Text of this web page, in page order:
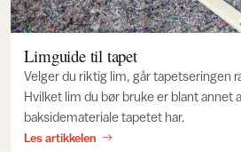
Limguide til tapet
Velger du riktig lim, går tapetseringen
Hvilket lim du bør bruke er blant annet
baksidemateriale tapetet har.
Les artikkelen